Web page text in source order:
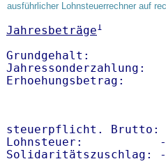
ausführlicher Lohnsteuerrechner auf
Jahresbeträge1
Grundgehalt:
steuerpflicht. Brutto:
Lohnsteuer:           -
Solidaritätszuschlag: